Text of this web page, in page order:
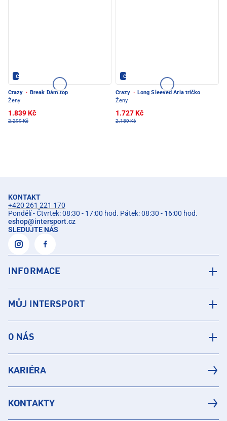
Crazy - PEC POD SNĚŽKOU
Crazy · Break Dám.top
Ženy
1.839 Kč
2.299 Kč
Crazy - PEC POD SNĚŽKOU
Crazy · Long Sleeved Aria tričko
Ženy
1.727 Kč
2.159 Kč
KONTAKT
+420 261 221 170
Pondělí - Čtvrtek: 08:30 - 17:00 hod. Pátek: 08:30 - 16:00 hod.
eshop@intersport.cz
SLEDUJTE NÁS
INFORMACE
MŮJ INTERSPORT
O NÁS
KARIÉRA
KONTAKTY